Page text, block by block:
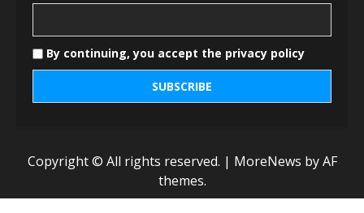
By continuing, you accept the privacy policy
Copyright © All rights reserved. | MoreNews by AF
themes.